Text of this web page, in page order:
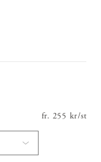
fr. Pris :255 kr
255 kr/st